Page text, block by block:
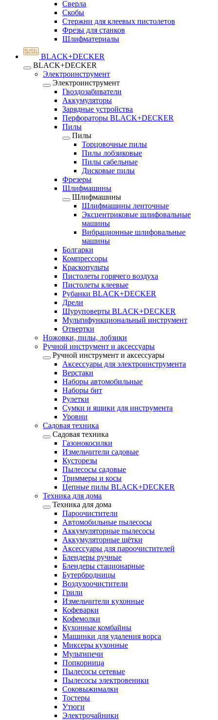
Сверла
Скобы
Стержни для клеевых пистолетов
Фрезы для станков
Шлифматериалы
BLACK+DECKER
BLACK+DECKER
Электроинструмент
Электроинструмент
Гвоздозабиватели
Аккумуляторы
Зарядные устройства
Перфораторы BLACK+DECKER
Пилы
Пилы
Торцовочные пилы
Пилы лобзиковые
Пилы сабельные
Дисковые пилы
Фрезеры
Шлифмашины
Шлифмашины
Шлифмашины ленточные
Эксцентриковые шлифовальные
машины
Вибрационные шлифовальные
машины
Болгарки
Компрессоры
Краскопульты
Пистолеты горячего воздуха
Пистолеты клеевые
Рубанки BLACK+DECKER
Дрели
Шуруповерты BLACK+DECKER
Мультифункциональный инструмент
Отвертки
Ножовки, пилы, лобзики
Ручной инструмент и аксессуары
Ручной инструмент и аксессуары
Аксессуары для электроинструмента
Верстаки
Наборы автомобильные
Наборы бит
Рулетки
Сумки и ящики для инструмента
Уровни
Садовая техника
Садовая техника
Газонокосилки
Измельчители садовые
Кусторезы
Пылесосы садовые
Триммеры и косы
Цепные пилы BLACK+DECKER
Техника для дома
Техника для дома
Пароочистители
Автомобильные пылесосы
Аккумуляторные пылесосы
Аккумуляторные щётки
Аксессуары для пароочистителей
Блендеры ручные
Блендеры стационарные
Бутербродницы
Воздухоочистители
Грили
Измельчители кухонные
Кофеварки
Кофемолки
Кухонные комбайны
Машинки для удаления ворса
Миксеры кухонные
Мультипечи
Попкорница
Пылесосы сетевые
Пылесосы электровеники
Соковыжималки
Тостеры
Утюги
Электрочайники